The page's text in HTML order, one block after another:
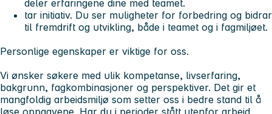
deler erfaringene dine med teamet.
tar initiativ. Du ser muligheter for forbedring og bidrar
til fremdrift og utvikling, både i teamet og i fagmiljøet.
Personlige egenskaper er viktige for oss.
Vi ønsker søkere med ulik kompetanse, livserfaring,
bakgrunn, fagkombinasjoner og perspektiver. Det gir et
mangfoldig arbeidsmiljø som setter oss i bedre stand til å
løse oppgavene. Har du i perioder stått utenfor arbeid,